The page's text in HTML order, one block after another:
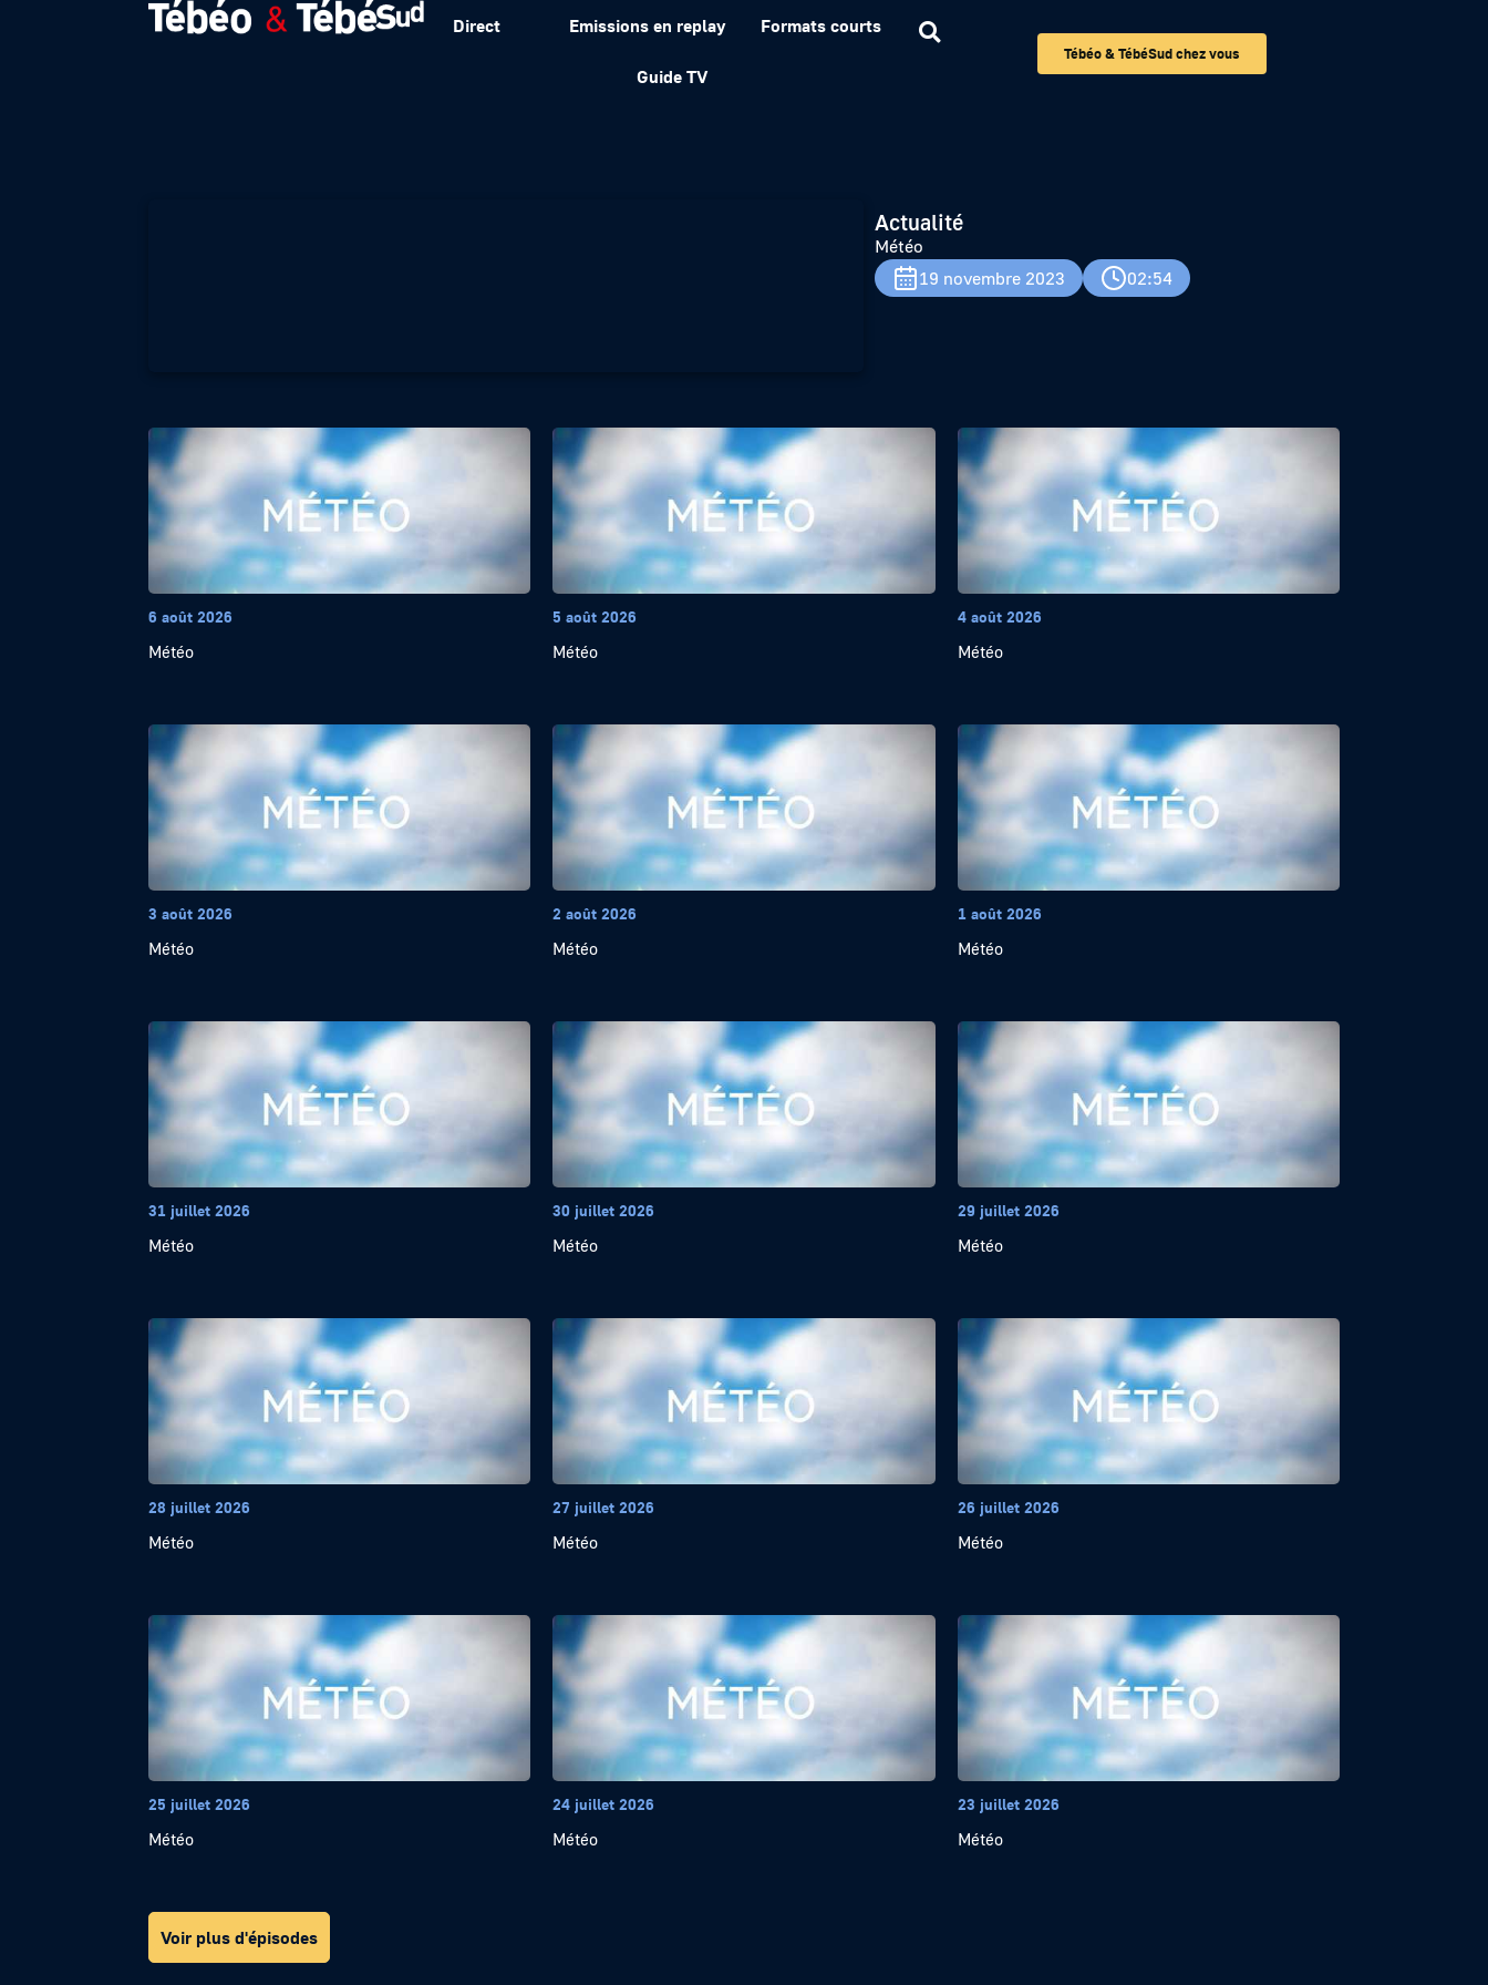
Direct Emissions en replay Formats courts
Guide TV
Tébéo & TébéSud chez vous
Actualité
Météo
19 novembre 2023
02:54
6 août 2026
Météo
5 août 2026
Météo
4 août 2026
Météo
3 août 2026
Météo
2 août 2026
Météo
1 août 2026
Météo
31 juillet 2026
Météo
30 juillet 2026
Météo
29 juillet 2026
Météo
28 juillet 2026
Météo
27 juillet 2026
Météo
26 juillet 2026
Météo
25 juillet 2026
Météo
24 juillet 2026
Météo
23 juillet 2026
Météo
Voir plus d'épisodes